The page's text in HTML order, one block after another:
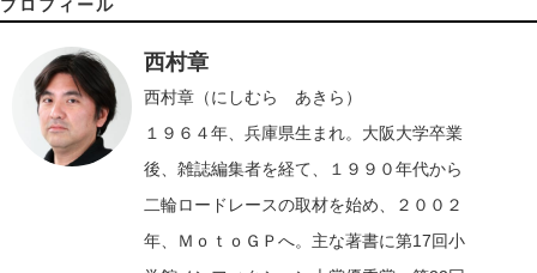
プロフィール
西村章
西村章（にしむら あきら）
１９６４年、兵庫県生まれ。大阪大学卒業
後、雑誌編集者を経て、１９９０年代から
二輪ロードレースの取材を始め、２００２
年、ＭｏｔｏＧＰへ。主な著書に第17回小